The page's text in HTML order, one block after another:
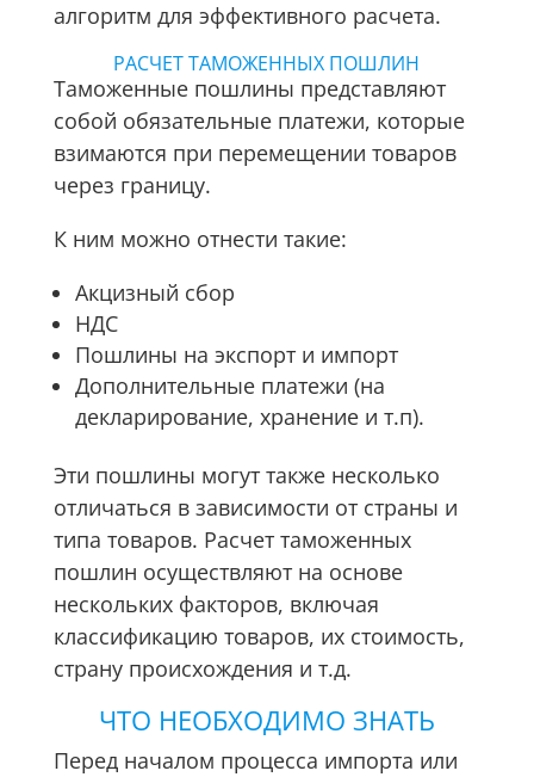
алгоритм для эффективного расчета.
РАСЧЕТ ТАМОЖЕННЫХ ПОШЛИН
Таможенные пошлины представляют
собой обязательные платежи, которые
взимаются при перемещении товаров
через границу.
К ним можно отнести такие:
Акцизный сбор
НДС
Пошлины на экспорт и импорт
Дополнительные платежи (на
декларирование, хранение и т.п).
Эти пошлины могут также несколько
отличаться в зависимости от страны и
типа товаров. Расчет таможенных
пошлин осуществляют на основе
нескольких факторов, включая
классификацию товаров, их стоимость,
страну происхождения и т.д.
ЧТО НЕОБХОДИМО ЗНАТЬ
Перед началом процесса импорта или